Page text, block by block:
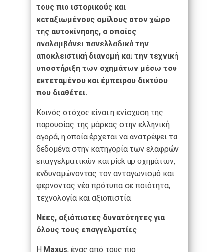
τους πιο ιστορικούς και
καταξιωμένους ομίλους στον χώρο
της αυτοκίνησης, ο οποίος
αναλαμβάνει πανελλαδικά την
αποκλειστική διανομή και την τεχνική
υποστήριξη των οχημάτων μέσω του
εκτεταμένου και έμπειρου δικτύου
που διαθέτει.
Κοινός στόχος είναι η ενίσχυση της
παρουσίας της μάρκας στην ελληνική
αγορά, η οποία έρχεται να ανατρέψει τα
δεδομένα στην κατηγορία των ελαφρών
επαγγελματικών και pick up οχημάτων,
ενδυναμώνοντας τον ανταγωνισμό και
φέρνοντας νέα πρότυπα σε ποιότητα,
τεχνολογία και αξιοπιστία.
Νέες, αξιόπιστες δυνατότητες για
όλους τους επαγγελματίες
Η Maxus, ένας από τους πιο